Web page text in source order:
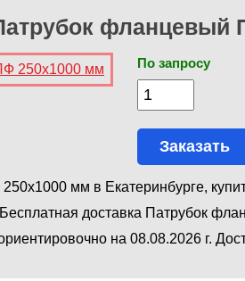
фланцевый
По запросу
Заказать
мм в Екатеринбурге,
доставка Патрубок
на 08.08.2026 г.